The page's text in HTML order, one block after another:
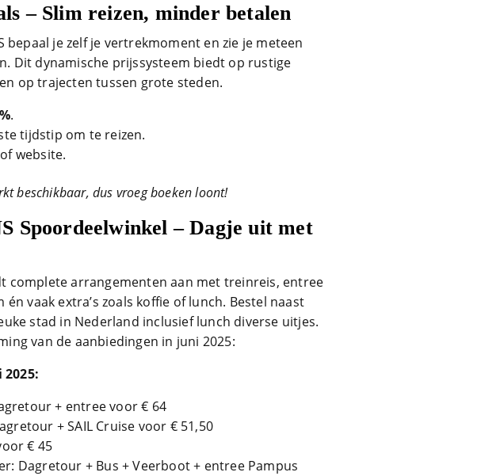
– Slim reizen, minder betalen
bepaal je zelf je vertrekmoment en zie je meteen
Dit dynamische prijssysteem biedt op rustige
op trajecten tussen grote steden.
.
tijdstip om te reizen.
website.
beschikbaar, dus vroeg boeken loont!
Spoordeelwinkel – Dagje uit met
complete arrangementen aan met treinreis, entree
vaak extra’s zoals koffie of lunch. Bestel naast
stad in Nederland inclusief lunch diverse uitjes.
van de aanbiedingen in juni 2025:
+ entree voor € 64
+ SAIL Cruise voor € 51,50
€ 45
Dagretour + Bus + Veerboot + entree Pampus